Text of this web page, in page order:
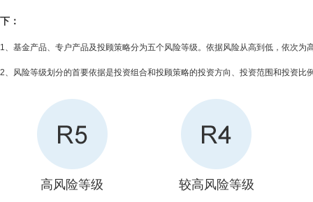
下：
1、基金产品、专户产品及投顾策略分为五个风险等级。依据风险从高到低，依次
2、风险等级划分的首要依据是投资组合和投顾策略的投资方向、投资范围和投资
高风险等级 较高风险等级